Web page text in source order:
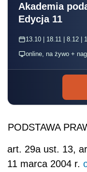
Akademia
Edycja 11
13.10 | 18.11 | 8.12 |
online, na żywo +
PODSTAWA
art. 29a ust. 13,
11 marca 2004 r.